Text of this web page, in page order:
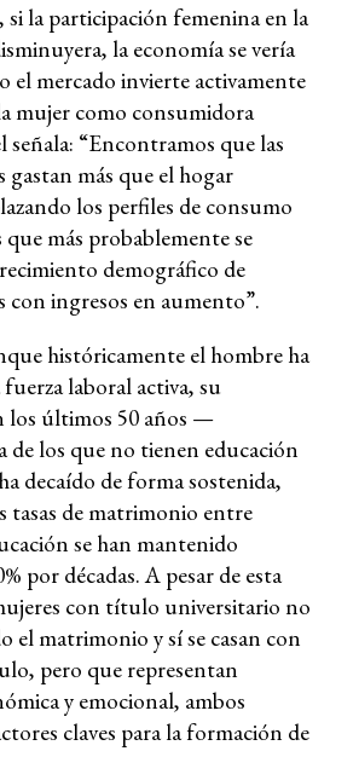
si la participación femenina en la
la economía se vería
el mercado invierte activamente
mujer como consumidora
señala: “Encontramos que las
gastan más que el hogar
los perfiles de consumo
que más probablemente se
demográfico de
con ingresos en aumento”.
históricamente el hombre ha
laboral activa, su
los últimos 50 años —
de los que no tienen educación
decaído de forma sostenida,
tasas de matrimonio entre
se han mantenido
por décadas. A pesar de esta
con título universitario no
el matrimonio y sí se casan con
pero que representan
y emocional, ambos
claves para la formación de